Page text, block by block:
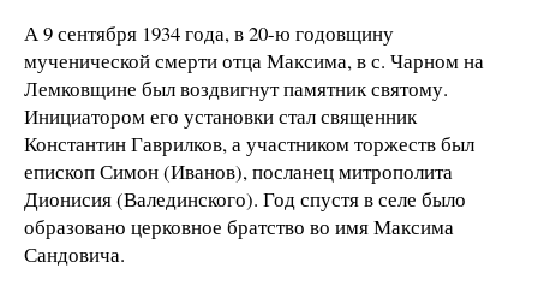
А 9 сентября 1934 года, в 20-ю годовщину
мученической смерти отца Максима, в с. Чарном на
Лемковщине был воздвигнут памятник святому.
Инициатором его установки стал священник
Константин Гаврилков, а участником торжеств был
епископ Симон (Иванов), посланец митрополита
Дионисия (Валединского). Год спустя в селе было
образовано церковное братство во имя Максима
Сандовича.